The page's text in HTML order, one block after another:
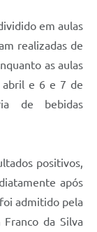
em aulas
realizadas de
as aulas
abril e 6 e 7 de
de bebidas
positivos,
após
admitido pela
da Silva